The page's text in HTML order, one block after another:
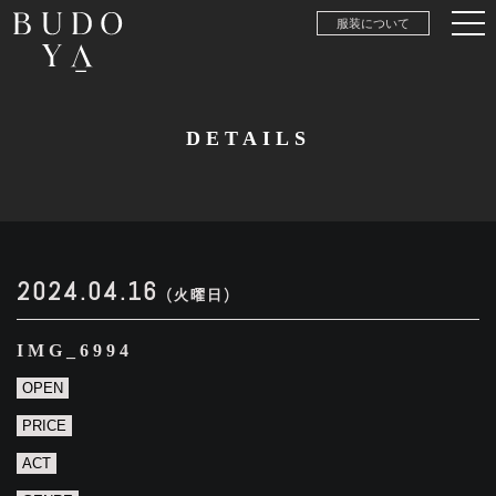
服装について
DETAILS
2024.04.16 (火曜日)
IMG_6994
OPEN
PRICE
ACT